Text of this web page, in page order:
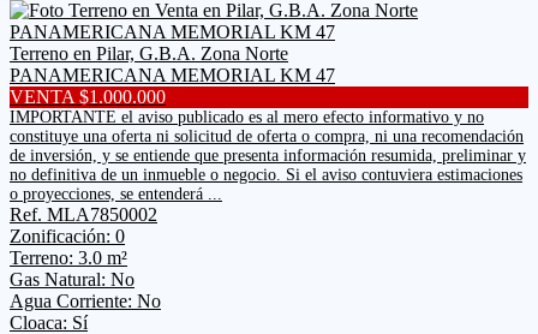
Terreno en Pilar, G.B.A. Zona Norte
PANAMERICANA MEMORIAL KM 47
VENTA $1.000.000
IMPORTANTE el aviso publicado es al mero efecto informativo y no
constituye una oferta ni solicitud de oferta o compra, ni una recomendación
de inversión, y se entiende que presenta información resumida, preliminar y
no definitiva de un inmueble o negocio. Si el aviso contuviera estimaciones
o proyecciones, se entenderá ...
Ref. MLA7850002
Zonificación: 0
Terreno: 3.0 m²
Gas Natural: No
Agua Corriente: No
Cloaca: Sí